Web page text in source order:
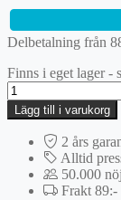
Delbetalning från
Finns i eget lager -
Inställning,
parkeringsbroms
bromsok
mängd
Lägg till i varukorg
2 års
Alltid
50.000
Frakt 89:-